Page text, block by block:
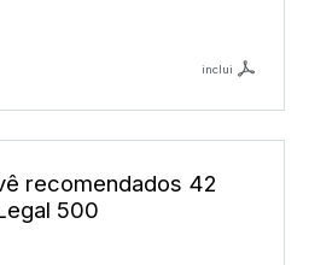
inclui
recomendados 42
500